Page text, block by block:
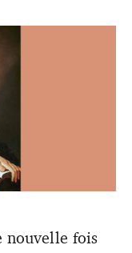
nouvelle fois